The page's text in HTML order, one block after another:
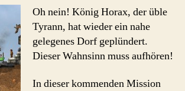
dem
König!
Oh nein! König Horax, der üble
Tyrann, hat wieder ein nahe
gelegenes Dorf geplündert.
Dieser Wahnsinn muss aufhören!
In dieser kommenden Mission